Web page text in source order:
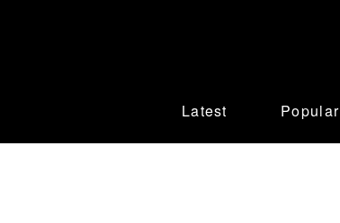
Latest Popular